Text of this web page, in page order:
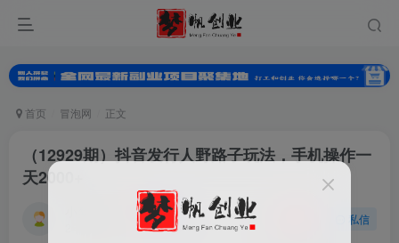
首页 冒泡网 正文
（12929期）抖音发行人野路子玩法，手机操作一
天2000+
私信